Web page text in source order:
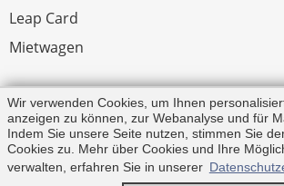
Leap Card
Mietwagen
Rechtliches
Impressum
© Copyright 2026 by
Wir verwenden Cookies, um Ihnen
anzeigen zu können, zur Webanalyse und für
Indem Sie unsere Seite nutzen, stimmen Sie
Cookies zu. Mehr über Cookies und Ihre
verwalten, erfahren Sie in unserer